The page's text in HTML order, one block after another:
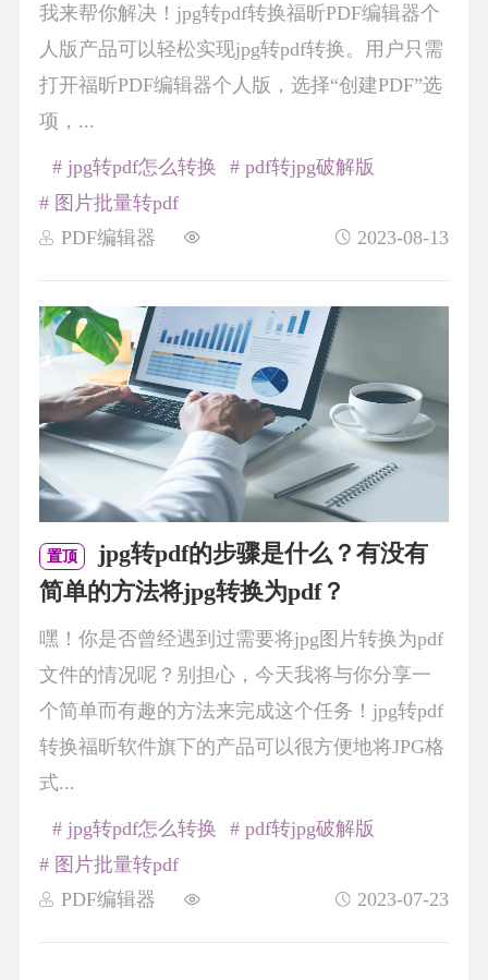
我来帮你解决！jpg转pdf转换福昕PDF编辑器个
人版产品可以轻松实现jpg转pdf转换。用户只需
打开福昕PDF编辑器个人版，选择“创建PDF”选
项，...
PDF编辑器 2023-08-13
# jpg转pdf怎么转换
# pdf转jpg破解版
# 图片批量转pdf
置顶
jpg转pdf的步骤是什么？有没有
简单的方法将jpg转换为pdf？
嘿！你是否曾经遇到过需要将jpg图片转换为pdf
文件的情况呢？别担心，今天我将与你分享一
个简单而有趣的方法来完成这个任务！jpg转pdf
转换福昕软件旗下的产品可以很方便地将JPG格
式...
PDF编辑器 2023-07-23
# jpg转pdf怎么转换
# pdf转jpg破解版
# 图片批量转pdf